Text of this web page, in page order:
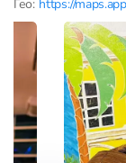
Гео: https://